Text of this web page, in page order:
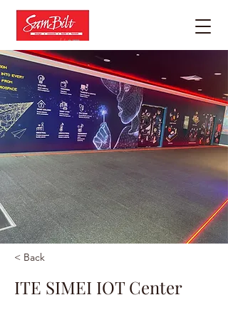
< Back
ITE SIMEI IOT Center